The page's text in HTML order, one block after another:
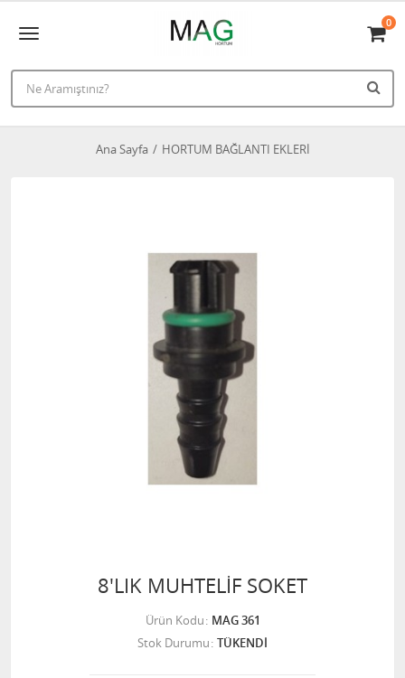
0
Ana Sayfa HORTUM BAĞLANTI EKLERİ
8'LIK MUHTELİF SOKET
Ürün Kodu MAG 361
Stok Durumu TÜKENDİ